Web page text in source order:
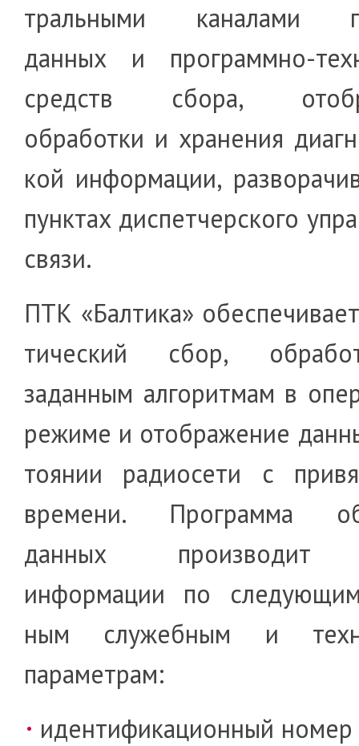
тральными каналами
данных и программно-
средств сбора,
обработки и хранения
кой информации,
пунктах диспет­чер­ского
связи.
ПТК «Балтика»
ти­чес­кий сбор,
заданным алгорит­мам в
режи­ме и ото­бражение
то­я­нии радиосети с
времени. Программа
данных про­из­водит
информации по
ным служебным и
параметрам:
идентификационный номер